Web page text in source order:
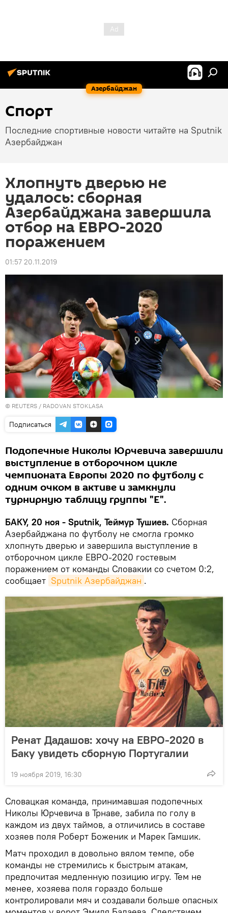
Азербайджан
Спорт
Последние спортивные новости читайте на Sputnik
Азербайджан
Хлопнуть дверью не
удалось: сборная
Азербайджана завершила
отбор на ЕВРО-2020
поражением
01:57 20.11.2019
© REUTERS / RADOVAN STOKLASA
Подписаться
Подопечные Николы Юрчевича завершили
выступление в отборочном цикле
чемпионата Европы 2020 по футболу с
одним очком в активе и замкнули
турнирную таблицу группы "Е".
БАКУ, 20 ноя - Sputnik, Теймур Тушиев. Сборная
Азербайджана по футболу не смогла громко
хлопнуть дверью и завершила выступление в
отборочном цикле ЕВРО-2020 гостевым
поражением от команды Словакии со счетом 0:2,
сообщает Sputnik Азербайджан .
Ренат Дадашов: хочу на ЕВРО-2020 в
Баку увидеть сборную Португалии
19 ноября 2019, 16:30
Словацкая команда, принимавшая подопечных
Николы Юрчевича в Трнаве, забила по голу в
каждом из двух таймов, а отличились в составе
хозяев поля Роберт Боженик и Марек Гамшик.
Матч проходил в довольно вялом темпе, обе
команды не стремились к быстрым атакам,
предпочитая медленную позицию игру. Тем не
менее, хозяева поля гораздо больше
контролировали мяч и создавали больше опасных